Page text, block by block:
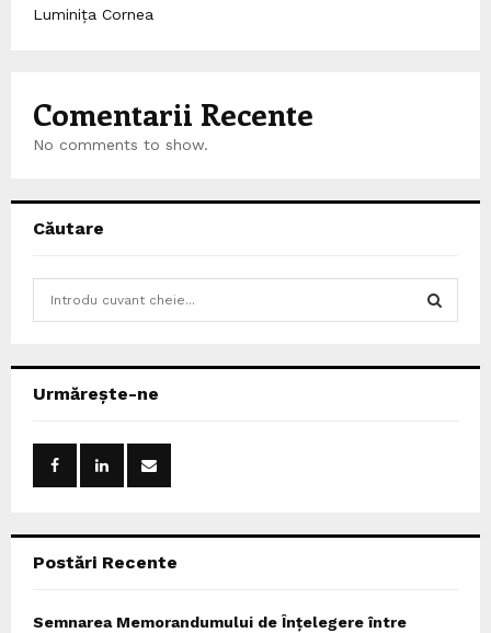
Luminița Cornea
Comentarii Recente
No comments to show.
Căutare
h
Urmărește-ne
Postări Recente
Semnarea Memorandumului de Înțelegere între